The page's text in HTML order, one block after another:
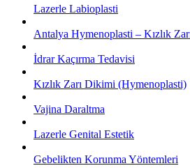
Lazerle Labioplasti
Antalya Hymenoplasti – Kızlık
İdrar Kaçırma Tedavisi
Kızlık Zarı Dikimi (Hymenoplasti)
Vajina Daraltma
Lazerle Genital Estetik
Gebelikten Korunma Yöntemleri